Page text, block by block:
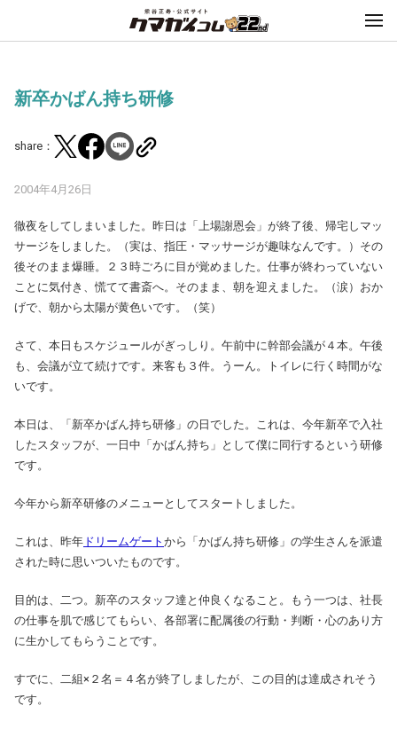
新卒かばん持ち研修
share：
2004年4月26日
徹夜をしてしまいました。昨日は「上場謝恩会」が終了後、帰宅しマッ
サージをしました。（実は、指圧・マッサージが趣味なんです。）その
後そのまま爆睡。２３時ごろに目が覚めました。仕事が終わっていない
ことに気付き、慌てて書斎へ。そのまま、朝を迎えました。（涙）おか
げで、朝から太陽が黄色いです。（笑）
さて、本日もスケジュールがぎっしり。午前中に幹部会議が４本。午後
も、会議が立て続けです。来客も３件。うーん。トイレに行く時間がな
いです。
本日は、「新卒かばん持ち研修」の日でした。これは、今年新卒で入社
したスタッフが、一日中「かばん持ち」として僕に同行するという研修
です。
今年から新卒研修のメニューとしてスタートしました。
これは、昨年 ドリームゲート から「かばん持ち研修」の学生さんを派遣
された時に思いついたものです。
目的は、二つ。新卒のスタッフ達と仲良くなること。もう一つは、社長
の仕事を肌で感じてもらい、各部署に配属後の行動・判断・心のあり方
に生かしてもらうことです。
すでに、二組×２名＝４名が終了しましたが、この目的は達成されそう
です。